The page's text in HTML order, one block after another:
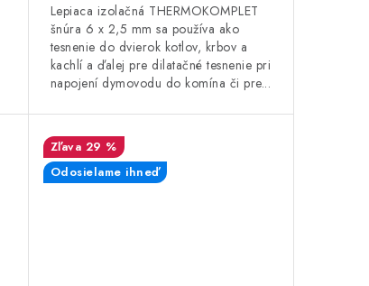
Lepiaca izolačná THERMOKOMPLET
šnúra 6 x 2,5 mm sa používa ako
tesnenie do dvierok kotlov, krbov a
kachlí a ďalej pre dilatačné tesnenie pri
napojení dymovodu do komína či pre...
29 %
Odosielame ihneď